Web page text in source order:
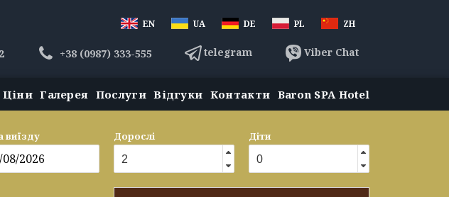
EN UA DE PL ZH
+38 (0987) 333-555 telegram Viber Chat
Ціни Галерея Послуги Відгуки Контакти Baron SPA Hotel
виїзду Дорослі Діти